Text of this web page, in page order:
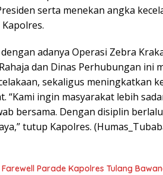
serta menekan angka
adanya Operasi Zebra
dan Dinas Perhubungan ini
sekaligus meningkatkan
“Kami ingin masyarakat lebih
bersama. Dengan disiplin
tutup Kapolres.
Parade Kapolres Tulang